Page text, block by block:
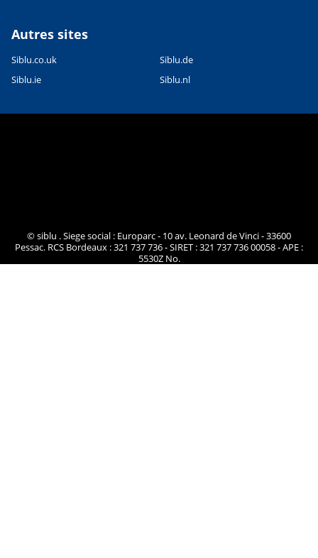
Autres sites
Siblu.co.uk
Siblu.de
Siblu.ie
Siblu.nl
© siblu . Siege social : Europarc - 10 av. Leonard de Vinci - 33600
Pessac. RCS Bordeaux : 321 737 736 - SIRET : 321 737 736 00058 - APE :
5530Z No.